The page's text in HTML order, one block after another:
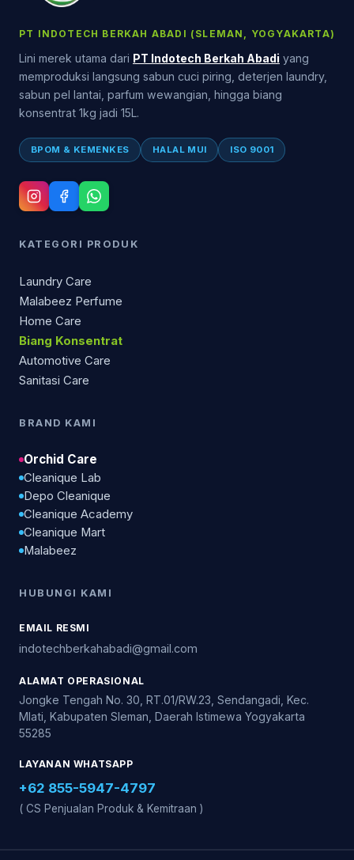
PT INDOTECH BERKAH ABADI (SLEMAN, YOGYAKARTA)
Lini merek utama dari PT Indotech Berkah Abadi yang
memproduksi langsung sabun cuci piring, deterjen laundry,
sabun pel lantai, parfum wewangian, hingga biang
konsentrat 1kg jadi 15L.
BPOM & KEMENKES HALAL MUI ISO 9001
KATEGORI PRODUK
Laundry Care
Malabeez Perfume
Home Care
Biang Konsentrat
Automotive Care
Sanitasi Care
BRAND KAMI
Orchid Care
Cleanique Lab
Depo Cleanique
Cleanique Academy
Cleanique Mart
Malabeez
HUBUNGI KAMI
EMAIL RESMI
indotechberkahabadi@gmail.com
ALAMAT OPERASIONAL
Jongke Tengah No. 30, RT.01/RW.23, Sendangadi, Kec.
Mlati, Kabupaten Sleman, Daerah Istimewa Yogyakarta
55285
LAYANAN WHATSAPP
+62 855-5947-4797
( CS Penjualan Produk & Kemitraan )